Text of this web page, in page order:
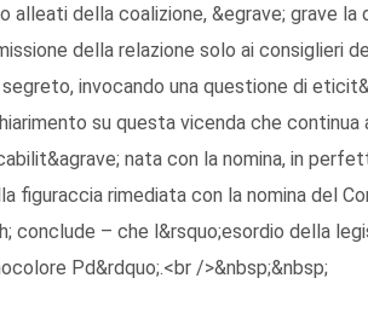
alleati della coalizione, &egrave; grave la
della relazione solo ai consiglieri
invocando una questione di
su questa vicenda che continua
nata con la nomina, in
figuraccia rimediata con la nomina del
conclude – che l&rsquo;esordio della
Pd&rdquo;.<br />&nbsp;&nbsp;